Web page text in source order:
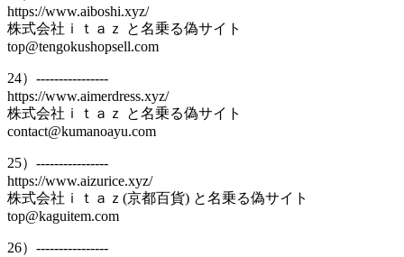
https://www.aiboshi.xyz/
株式会社ｉｔａｚ と名乗る偽サイト
top@tengokushopsell.com
24）----------------
https://www.aimerdress.xyz/
株式会社ｉｔａｚ と名乗る偽サイト
contact@kumanoayu.com
25）----------------
https://www.aizurice.xyz/
株式会社ｉｔａｚ(京都百貨) と名乗る偽サイト
top@kaguitem.com
26）----------------